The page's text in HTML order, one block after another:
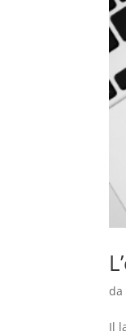
da
Il